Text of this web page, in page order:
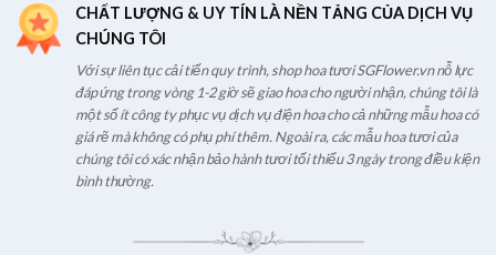
CHẤT LƯỢNG & UY TÍN LÀ NỀN TẢNG CỦA DỊCH VỤ
CHÚNG TÔI
Với sự liên tục cải tiến quy trình, shop hoa tươi SGFlower.vn nỗ lực
đáp ứng trong vòng 1-2 giờ sẽ giao hoa cho người nhận, chúng tôi là
một số ít công ty phục vụ dịch vụ điện hoa cho cả những mẫu hoa có
giá rẽ mà không có phụ phí thêm. Ngoài ra, các mẫu hoa tươi của
chúng tôi có xác nhận bảo hành tươi tối thiểu 3 ngày trong điều kiện
bình thường.